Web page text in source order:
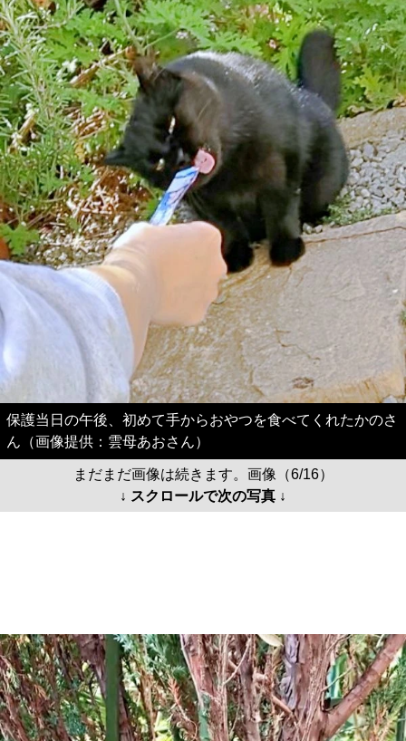
保護当日の午後、初めて手からおやつを食べてくれたかのさ
ん（画像提供：雲母あおさん）
まだまだ画像は続きます。画像（6/16）
↓ スクロールで次の写真 ↓